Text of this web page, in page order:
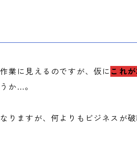
業に見えるのですが、仮にこれ
か…。
りますが、何よりもビジネスが